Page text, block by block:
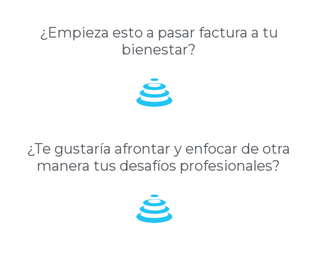
¿Empieza esto a pasar factura a tu
bienestar?
¿Te gustaría afrontar y enfocar de otra
manera tus desafíos profesionales?